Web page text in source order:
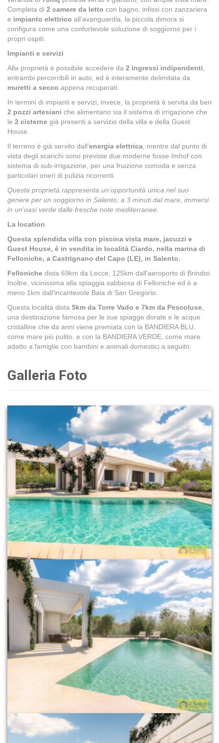
Completa di 2 camere da letto con bagno, infissi con zanzariera
e impianto elettrico all’avanguardia, la piccola dimora si
configura come una confortevole soluzione di soggiorno per i
propri ospiti.
Impianti e servizi
Alla proprietà è possibile accedere da 2 ingressi indipendenti,
entrambi percorribili in auto, ed è interamente delimitata da
muretti a secco appena recuperati.
In termini di impianti e servizi, invece, la proprietà è servita da ben
2 pozzi artesiani che alimentano sia il sistema di irrigazione che
le 2 cisterne già presenti a servizio della villa e della Guest
House.
Il terreno è già servito dall’energia elettrica, mentre dal punto di
vista degli scarichi sono previste due moderne fosse Imhof con
sistema di sub-irrigazione, per una fruizione comoda e senza
particolari oneri di pulizia ricorrenti.
Questa proprietà rappresenta un’opportunità unica nel suo
genere per un soggiorno in Salento, a 3 minuti dal mare, immersi
in un’oasi verde dalle fresche note mediterranee.
La location
Questa splendida villa con piscina vista mare, jacuzzi e
Guest House, è in vendita in località Ciardo, nella marina di
Felloniche, a Castrignano del Capo (LE), in Salento.
Felloniche dista 69km da Lecce, 125km dall'aeroporto di Brindisi.
Inoltre, vicinissima alla spiaggia sabbiosa di Felloniche ed è a
meno 1km dall'incantevole Baia di San Gregorio.
Questa località dista 5km da Torre Vado e 7km da Pescoluse,
una destinazione famosa per le sue spiagge dorate e le acque
cristalline che da anni viene premiata con la BANDIERA BLU,
come mare più pulito, e con la BANDIERA VERDE, come mare
adatto a famiglie con bambini e animali domestici a seguito.
Galleria Foto